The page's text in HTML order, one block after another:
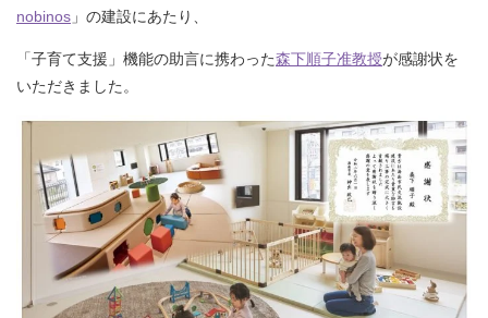
nobinos 」の建設にあたり、
「子育て支援」機能の助言に携わった森下順子准教授が感謝状を
いただきました。